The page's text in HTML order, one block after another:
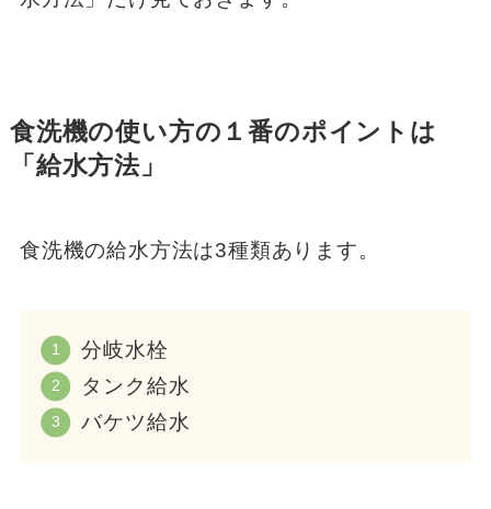
食洗機の使い方の１番のポイントは
「給水方法」
食洗機の給水方法は3種類あります。
分岐水栓
タンク給水
バケツ給水